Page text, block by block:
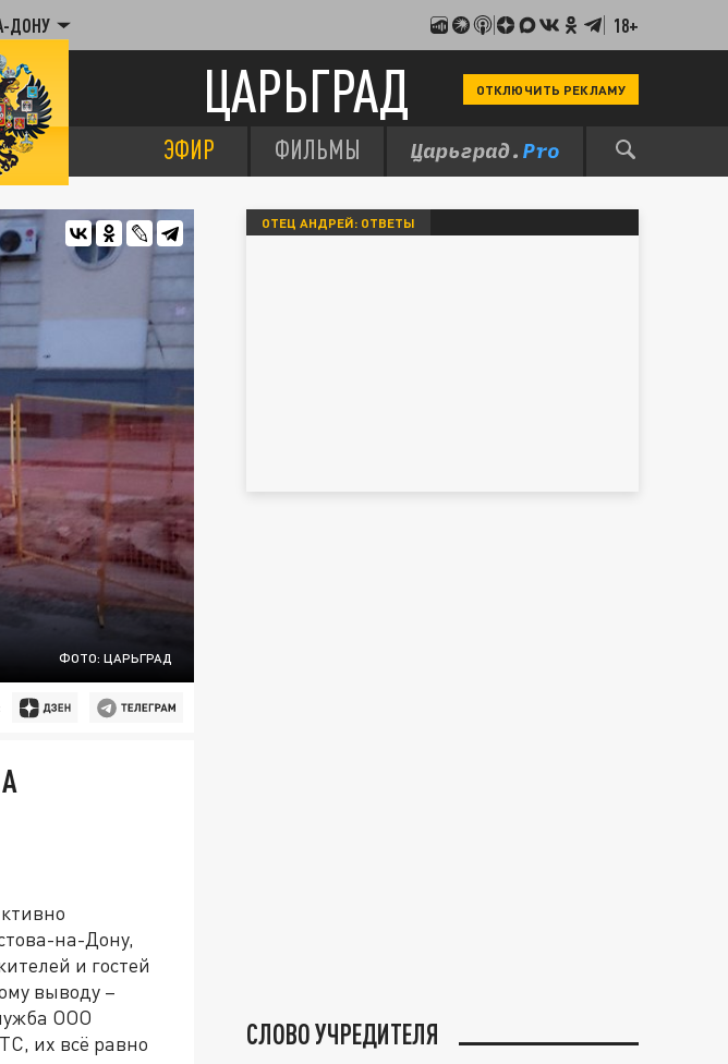
ДОНУ 18+
ЦАРЬГРАД ОТКЛЮЧИТЬ РЕКЛАМУ
ЭФИР ФИЛЬМЫ
ФОТО: ЦАРЬГРАД
на-Дону,
и гостей
выводу –
ООО
их всё равно
ОТЕЦ АНДРЕЙ: ОТВЕТЫ
СЛОВО УЧРЕДИТЕЛЯ